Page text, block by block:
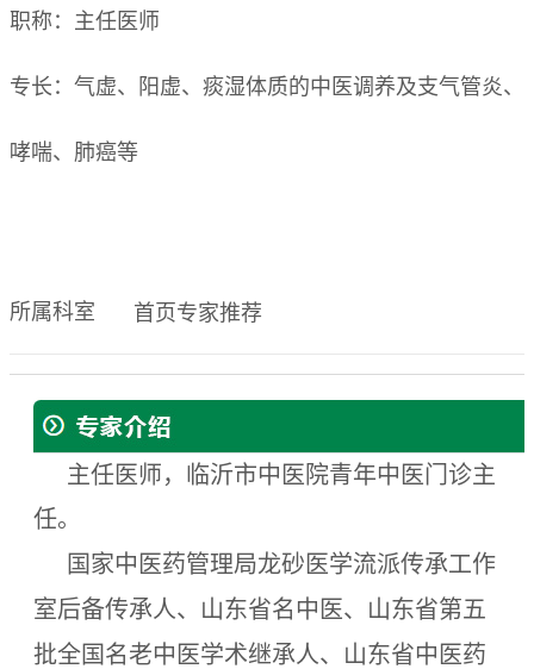
职称：主任医师
专长：气虚、阳虚、痰湿体质的中医调养及支气管炎、
哮喘、肺癌等
所属科室 首页专家推荐
主任医师，临沂市中医院青年中医门诊主
任。
国家中医药管理局龙砂医学流派传承工作
室后备传承人、山东省名中医、山东省第五
批全国名老中医学术继承人、山东省中医药